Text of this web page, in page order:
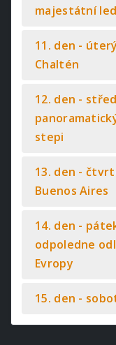
majestátní
11. den -
Chaltén
12. den -
stepi
13. den -
Buenos Aires
14. den -
odpoledne
Evropy
15. den -